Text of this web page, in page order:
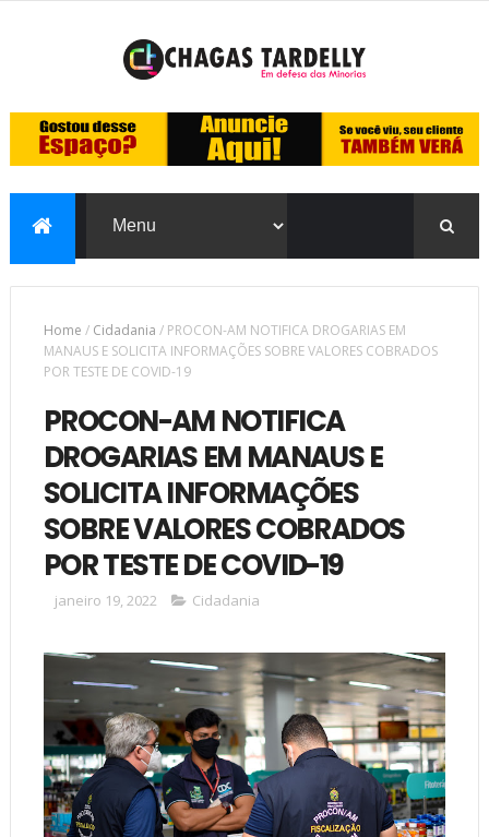
Home / Cidadania / PROCON-AM NOTIFICA DROGARIAS EM
MANAUS E SOLICITA INFORMAÇÕES SOBRE VALORES COBRADOS
POR TESTE DE COVID-19
PROCON-AM NOTIFICA
DROGARIAS EM MANAUS E
SOLICITA INFORMAÇÕES
SOBRE VALORES COBRADOS
POR TESTE DE COVID-19
janeiro 19, 2022 Cidadania